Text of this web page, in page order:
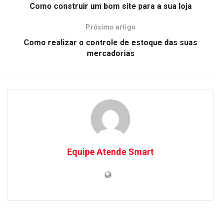
Como construir um bom site para a sua loja
Próximo artigo
Como realizar o controle de estoque das suas
mercadorias
Equipe Atende Smart